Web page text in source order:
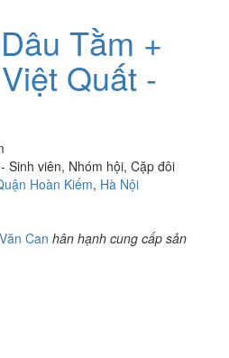
Tằm +
Quất -
- Sinh viên, Nhóm hội, Cặp đôi
Hoàn Kiếm, Hà Nội
Can hân hạnh cung cấp sản